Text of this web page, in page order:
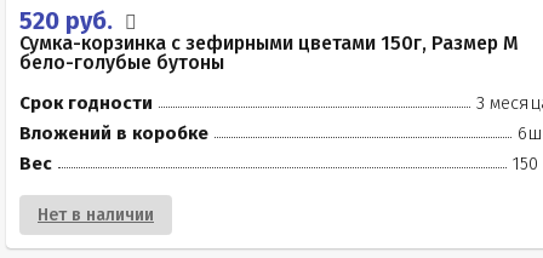
520 руб.
Сумка-корзинка с зефирными цветами 150г, Размер М
бело-голубые бутоны
Срок годности
3
Вложений в коробке
Вес
150
Нет в наличии